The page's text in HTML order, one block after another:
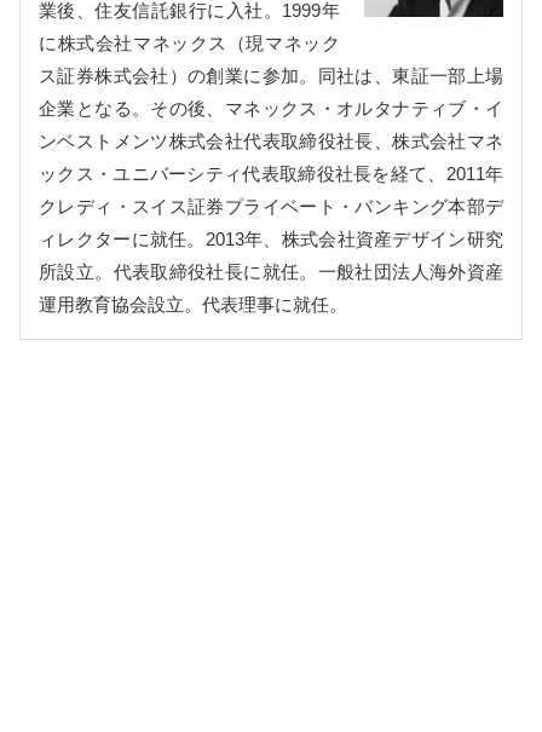
業後、住友信託銀行に入社。1999年
に株式会社マネックス（現マネック
ス証券株式会社）の創業に参加。同社は、東証一部上場
企業となる。その後、マネックス・オルタナティブ・イ
ンベストメンツ株式会社代表取締役社長、株式会社マネ
ックス・ユニバーシティ代表取締役社長を経て、2011年
クレディ・スイス証券プライベート・バンキング本部デ
ィレクターに就任。2013年、株式会社資産デザイン研究
所設立。代表取締役社長に就任。一般社団法人海外資産
運用教育協会設立。代表理事に就任。